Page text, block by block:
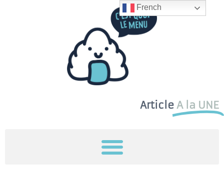
Article A la UNE
French